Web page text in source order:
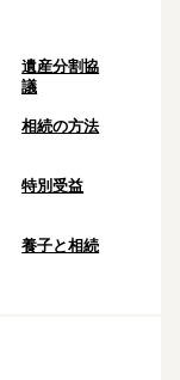
遺産分割協
議
相続の方法
特別受益
養子と相続